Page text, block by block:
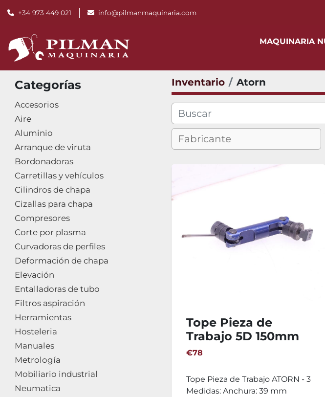
+34 973 449 021 info@pilmanmaquinaria.com
MAQUINARIA
Categorías
Accesorios
Aire
Aluminio
Arranque de viruta
Bordonadoras
Carretillas y vehículos
Cilindros de chapa
Cizallas para chapa
Compresores
Corte por plasma
Curvadoras de perfiles
Deformación de chapa
Elevación
Entalladoras de tubo
Filtros aspiración
Herramientas
Hosteleria
Manuales
Metrología
Mobiliario industrial
Neumatica
Inventario Atorn
Tope Pieza de
Trabajo 5D 150mm
ATORN - 3
€78
Tope Pieza de Trabajo ATORN - 3
Medidas: Anchura: 39 mm